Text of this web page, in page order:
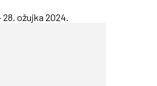
28. ožujka 2024.